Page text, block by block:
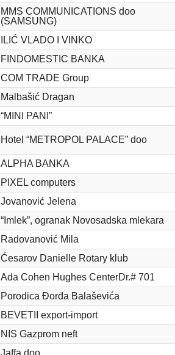
MMS COMMUNICATIONS doo
(SAMSUNG)
ILIĆ VLADO I VINKO
FINDOMESTIC BANKA
COM TRADE Group
Malbašić Dragan
“MINI PANI”
Hotel “METROPOL PALACE” doo
ALPHA BANKA
PIXEL computers
Jovanović Jelena
“Imlek”, ogranak Novosadska mlekara
Radovanović Mila
Ćesarov Danielle Rotary klub
Ada Cohen Hughes CenterDr.# 701
Porodica Đorđa Balaševića
BEVETII export-import
NIS Gazprom neft
Jaffa doo